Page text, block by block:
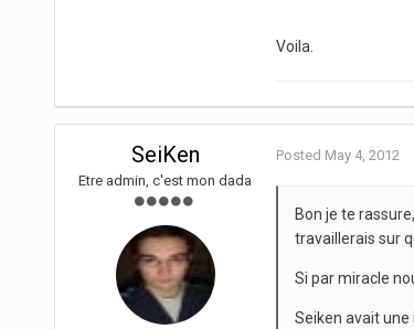
Voila.
SeiKen
Etre admin, c'est mon dada
Posted May 4, 2012
Bon je te
travaillerais sur
Si par miracle
Seiken avait une